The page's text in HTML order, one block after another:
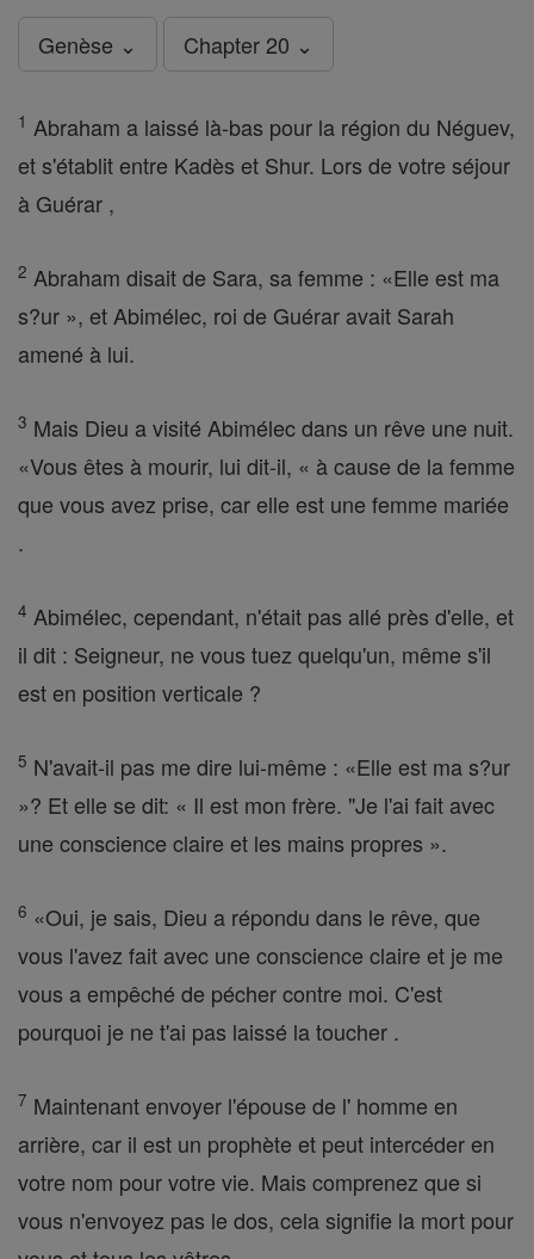
Genèse ⌄ Chapter 20 ⌄
1 Abraham a laissé là-bas pour la région du Néguev,
et s'établit entre Kadès et Shur. Lors de votre séjour
à Guérar ,
2 Abraham disait de Sara, sa femme : «Elle est ma
s?ur », et Abimélec, roi de Guérar avait Sarah
amené à lui.
3 Mais Dieu a visité Abimélec dans un rêve une nuit.
«Vous êtes à mourir, lui dit-il, « à cause de la femme
que vous avez prise, car elle est une femme mariée
.
4 Abimélec, cependant, n'était pas allé près d'elle, et
il dit : Seigneur, ne vous tuez quelqu'un, même s'il
est en position verticale ?
5 N'avait-il pas me dire lui-même : «Elle est ma s?ur
»? Et elle se dit: « Il est mon frère. "Je l'ai fait avec
une conscience claire et les mains propres ».
6 «Oui, je sais, Dieu a répondu dans le rêve, que
vous l'avez fait avec une conscience claire et je me
vous a empêché de pécher contre moi. C'est
pourquoi je ne t'ai pas laissé la toucher .
7 Maintenant envoyer l'épouse de l' homme en
arrière, car il est un prophète et peut intercéder en
votre nom pour votre vie. Mais comprenez que si
vous n'envoyez pas le dos, cela signifie la mort pour